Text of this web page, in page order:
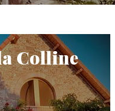
Colline